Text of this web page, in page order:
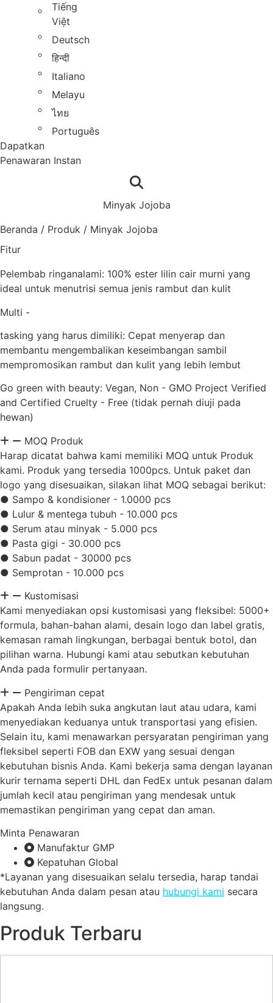
Tiếng
Việt
Deutsch
हिन्दी
Italiano
Melayu
ไทย
Português
Dapatkan
Penawaran Instan
Minyak Jojoba
Beranda / Produk / Minyak Jojoba
Fitur
Pelembab ringanalami: 100% ester lilin cair murni yang
ideal untuk menutrisi semua jenis rambut dan kulit
Multi -
tasking yang harus dimiliki: Cepat menyerap dan
membantu mengembalikan keseimbangan sambil
mempromosikan rambut dan kulit yang lebih lembut
Go green with beauty: Vegan, Non - GMO Project Verified
and Certified Cruelty - Free (tidak pernah diuji pada
hewan)
MOQ Produk
Harap dicatat bahwa kami memiliki MOQ untuk Produk
kami. Produk yang tersedia 1000pcs. Untuk paket dan
logo yang disesuaikan, silakan lihat MOQ sebagai berikut:
● Sampo & kondisioner - 1.0000 pcs
● Lulur & mentega tubuh - 10.000 pcs
● Serum atau minyak - 5.000 pcs
● Pasta gigi - 30.000 pcs
● Sabun padat - 30000 pcs
● Semprotan - 10.000 pcs
Kustomisasi
Kami menyediakan opsi kustomisasi yang fleksibel: 5000+
formula, bahan-bahan alami, desain logo dan label gratis,
kemasan ramah lingkungan, berbagai bentuk botol, dan
pilihan warna. Hubungi kami atau sebutkan kebutuhan
Anda pada formulir pertanyaan.
Pengiriman cepat
Apakah Anda lebih suka angkutan laut atau udara, kami
menyediakan keduanya untuk transportasi yang efisien.
Selain itu, kami menawarkan persyaratan pengiriman yang
fleksibel seperti FOB dan EXW yang sesuai dengan
kebutuhan bisnis Anda. Kami bekerja sama dengan layanan
kurir ternama seperti DHL dan FedEx untuk pesanan dalam
jumlah kecil atau pengiriman yang mendesak untuk
memastikan pengiriman yang cepat dan aman.
Minta Penawaran
Manufaktur GMP
Kepatuhan Global
*Layanan yang disesuaikan selalu tersedia, harap tandai
kebutuhan Anda dalam pesan atau hubungi kami secara
langsung.
Produk Terbaru